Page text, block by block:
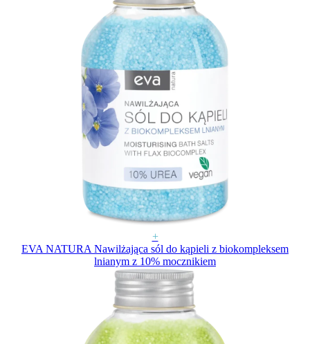
+
EVA NATURA Nawilżająca sól do kąpieli z biokompleksem
lnianym z 10% mocznikiem